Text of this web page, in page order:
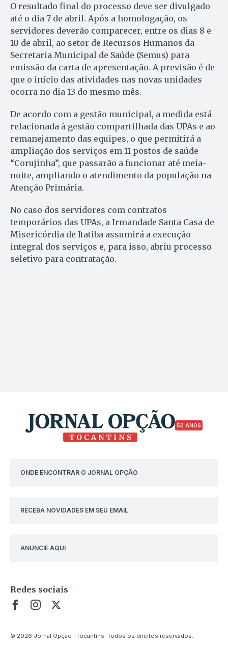
O resultado final do processo deve ser divulgado
até o dia 7 de abril. Após a homologação, os
servidores deverão comparecer, entre os dias 8 e
10 de abril, ao setor de Recursos Humanos da
Secretaria Municipal de Saúde (Semus) para
emissão da carta de apresentação. A previsão é de
que o início das atividades nas novas unidades
ocorra no dia 13 do mesmo mês.
De acordo com a gestão municipal, a medida está
relacionada à gestão compartilhada das UPAs e ao
remanejamento das equipes, o que permitirá a
ampliação dos serviços em 11 postos de saúde
“Corujinha”, que passarão a funcionar até meia-
noite, ampliando o atendimento da população na
Atenção Primária.
No caso dos servidores com contratos
temporários das UPAs, a Irmandade Santa Casa de
Misericórdia de Itatiba assumirá a execução
integral dos serviços e, para isso, abriu processo
seletivo para contratação.
50 ANOS
ONDE ENCONTRAR O JORNAL OPÇÃO
RECEBA NOVIDADES EM SEU EMAIL
ANUNCIE AQUI
Redes sociais
© 2026 Jornal Opção | Tocantins. Todos os direitos reservados.